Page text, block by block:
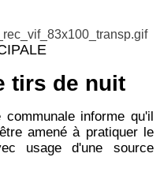
tirs de nuit
informe qu'il
amené à pratiquer le
usage d'une source